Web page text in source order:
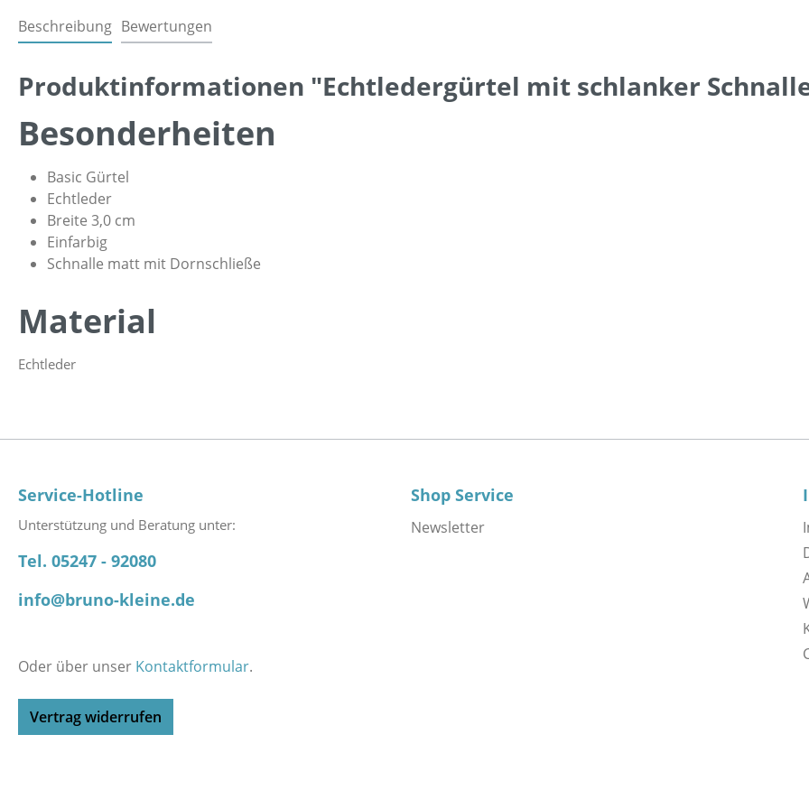
Beschreibung Bewertungen
Produktinformationen "Echtledergürtel mit schlanker
Besonderheiten
Basic Gürtel
Echtleder
Breite 3,0 cm
Einfarbig
Schnalle matt mit Dornschließe
Material
Echtleder
Service-Hotline
Unterstützung und Beratung unter:
Tel. 05247 - 92080
info@bruno-kleine.de
Oder über unser Kontaktformular.
Vertrag widerrufen
Shop Service
Newsletter